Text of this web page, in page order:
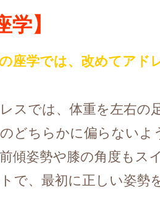
学】
座学では、改めてアド
スでは、体重を左右の
どちらかに偏らないよ
傾姿勢や膝の角度もス
で、最初に正しい姿勢